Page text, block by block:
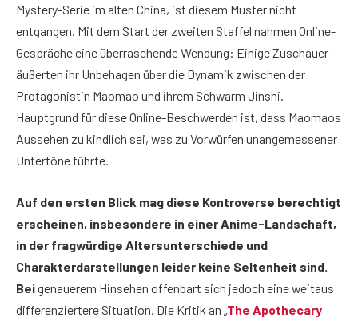
Mystery-Serie im alten China, ist diesem Muster nicht
entgangen. Mit dem Start der zweiten Staffel nahmen Online-
Gespräche eine überraschende Wendung: Einige Zuschauer
äußerten ihr Unbehagen über die Dynamik zwischen der
Protagonistin Maomao und ihrem Schwarm Jinshi.
Hauptgrund für diese Online-Beschwerden ist, dass Maomaos
Aussehen zu kindlich sei, was zu Vorwürfen unangemessener
Untertöne führte.
Auf den ersten Blick mag diese Kontroverse berechtigt
erscheinen, insbesondere in einer Anime-Landschaft,
in der fragwürdige Altersunterschiede und
Charakterdarstellungen leider keine Seltenheit sind.
Beigenauerem Hinsehen offenbart sich jedoch eine weitaus
differenziertere Situation. Die Kritik an „The Apothecary